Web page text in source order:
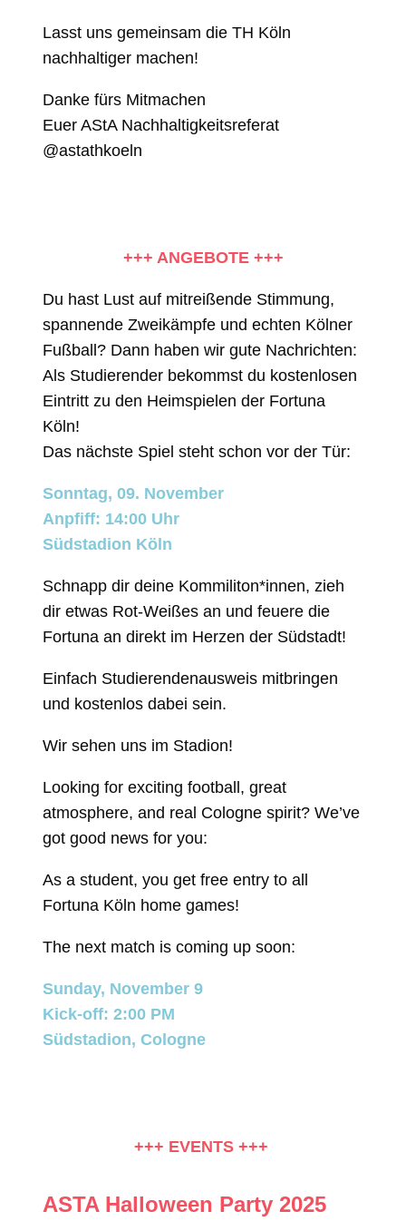
Lasst uns gemeinsam die TH Köln
nachhaltiger machen!
Danke fürs Mitmachen
Euer AStA Nachhaltigkeitsreferat
@astathkoeln
+++ ANGEBOTE +++
Du hast Lust auf mitreißende Stimmung,
spannende Zweikämpfe und echten Kölner
Fußball? Dann haben wir gute Nachrichten:
Als Studierender bekommst du kostenlosen
Eintritt zu den Heimspielen der Fortuna
Köln!
Das nächste Spiel steht schon vor der Tür:
Sonntag, 09. November
Anpfiff: 14:00 Uhr
Südstadion Köln
Schnapp dir deine Kommiliton*innen, zieh
dir etwas Rot-Weißes an und feuere die
Fortuna an direkt im Herzen der Südstadt!
Einfach Studierendenausweis mitbringen
und kostenlos dabei sein.
Wir sehen uns im Stadion!
Looking for exciting football, great
atmosphere, and real Cologne spirit? We’ve
got good news for you:
As a student, you get free entry to all
Fortuna Köln home games!
The next match is coming up soon:
Sunday, November 9
Kick-off: 2:00 PM
Südstadion, Cologne
+++ EVENTS +++
ASTA Halloween Party 2025